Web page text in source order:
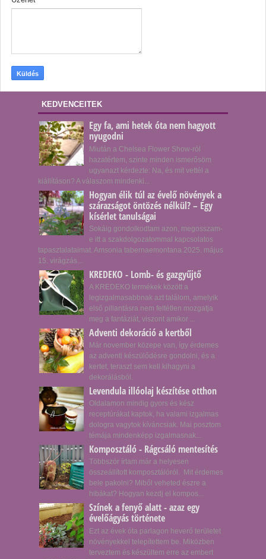
KEDVENCEITEK
Egy fa, ami hetek óta nem hagyott
nyugodni
Miután a Chelsea Flower Show-ról
hazatértem, szinte minden ismerősöm
ugyanazt kérdezte: Na, és mit vettél a
kiállításon? A válaszom mindenki...
Hogyan élik túl az évelő növények a
szárazságot öntözés nélkül? – Egy
kísérlet tanulságai
Sokáig gondolkodtam azon, megosszam-
e itt a szakdolgozatommal kapcsolatos
tapasztalataimat. Amsonia tabernaemontana 2025. május
15. virágzás...
KREDEKO - Lomb- és gazgyűjtő
A KREDEKO termékek között a
legizgalmasabbnak azt találom, amelyik
első pillantásra nem feltétlen mozgatja
meg a fantáziát, viszont amikor ...
Adventi dekoráció a kertből
Már november közepe van, így érdemes
az adventi készülődésre gondolni, és a
kertet, teraszt sem kell kihagyni a
dekorálásból.
Levendula illóolaj készítése otthon
Oldalamon mindig gyors és kész
receptúrákat kaptok, ha valami izgalmas
dologra vagytok kíváncsiak. Mai posztom
témája mindenképp izgalmasnak...
Komposztáló - Rágcsáló mentesítés
Többször írtam már a helyesen
összeállított komposztálóról. Mit érdemes
bele pakolni? Miből veheted észre a
hibákat? Hogyan kezdj el kompos...
Színek a fenyő alatt - azaz egy
évelőágyás története
Ezt az évek óta parlagon heverő területet
növényekkel telepítettem be. Miközben
terveztem és készültem erre az embert